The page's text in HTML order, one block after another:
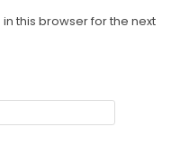
this browser for the next